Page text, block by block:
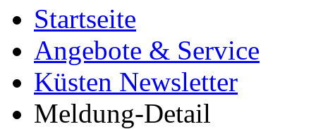
Startseite
Angebote & Service
Küsten Newsletter
Meldung-Detail